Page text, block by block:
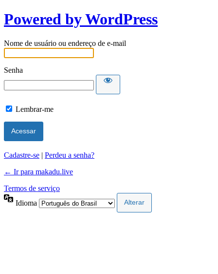
Powered by WordPress
Nome de usuário ou endereço de e-mail
Senha
Lembrar-me
Cadastre-se | Perdeu a senha?
← Ir para makadu.live
Termos de serviço
Idioma